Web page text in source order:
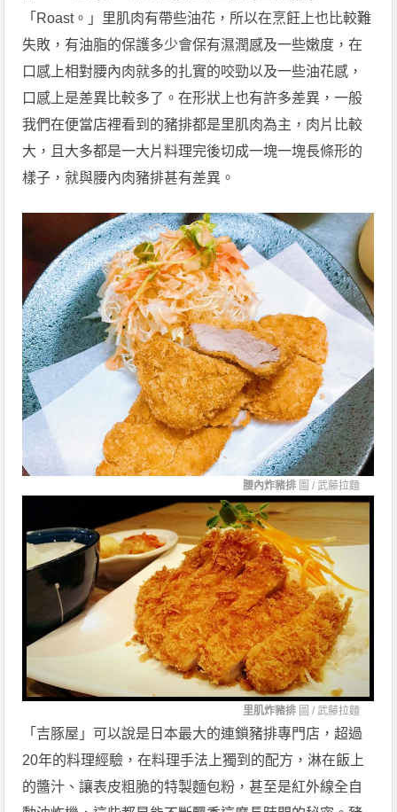
「Roast。」里肌肉有帶些油花，所以在烹飪上也比較難
失敗，有油脂的保護多少會保有濕潤感及一些嫩度，在
口感上相對腰內肉就多的扎實的咬勁以及一些油花感，
口感上是差異比較多了。在形狀上也有許多差異，一般
我們在便當店裡看到的豬排都是里肌肉為主，肉片比較
大，且大多都是一大片料理完後切成一塊一塊長條形的
樣子，就與腰內肉豬排甚有差異。
腰內炸豬排 圖 /武藤拉麵
里肌炸豬排 圖 /武藤拉麵
「吉豚屋」可以說是日本最大的連鎖豬排專門店，超過
20年的料理經驗，在料理手法上獨到的配方，淋在飯上
的醬汁、讓表皮粗脆的特製麵包粉，甚至是紅外線全自